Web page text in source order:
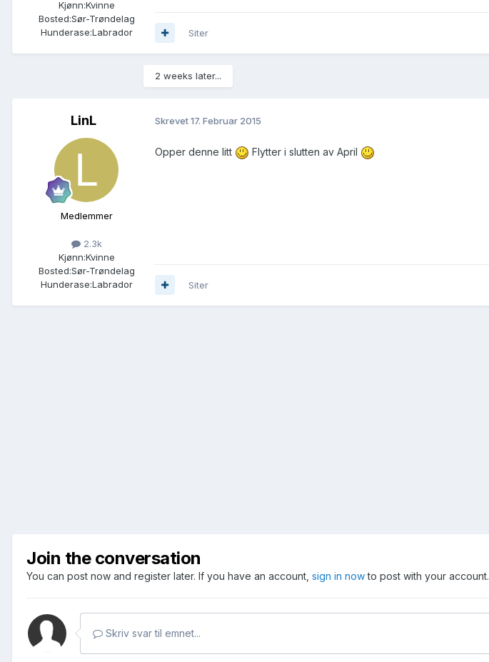
Kjønn:Kvinne
Bosted:Sør-Trøndelag
Hunderase:Labrador Siter
2 weeks later...
LinL
Medlemmer
2.3k
Kjønn:Kvinne
Bosted:Sør-Trøndelag
Hunderase:Labrador
Skrevet17. Februar 2015
Opper denne litt Flytter i slutten av April
Siter
Join the conversation
You can post now and register later. If you have an account, sign in nowto post with your account.
Skriv svar til emnet...